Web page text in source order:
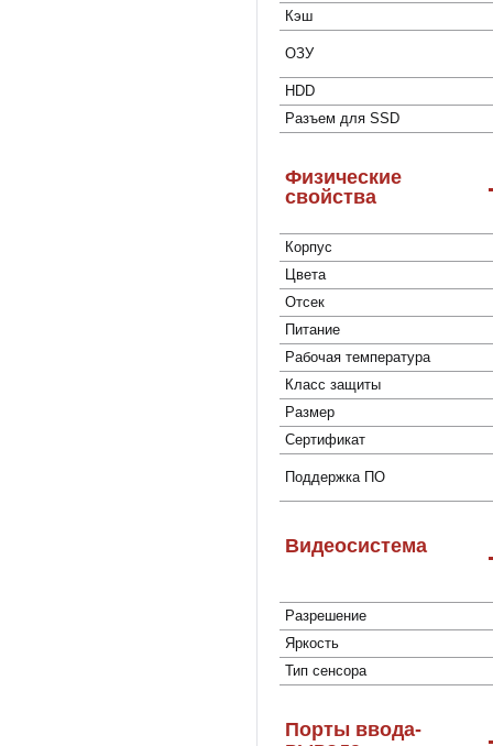
Кэш
ОЗУ
HDD
Разъем для SSD
Физические
свойства
Корпус
Цвета
Отсек
Питание
Рабочая температура
Класс защиты
Размер
Сертификат
Поддержка ПО
Видеосистема
Разрешение
Яркость
Тип сенсора
Порты ввода-